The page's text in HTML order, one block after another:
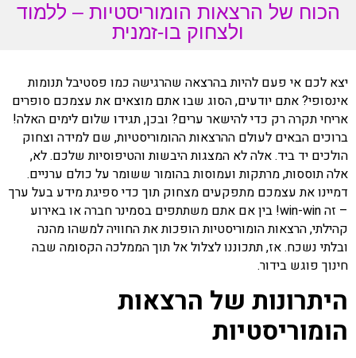
הכוח של הרצאות הומוריסטיות – ללמוד
ולצחוק בו-זמנית
יצא לכם אי פעם להיות בהרצאה שהרגישה כמו פסטיבל תנומות
אינסופי? אתם יודעים, הסוג שבו אתם מוצאים את עצמכם סופרים
אריחי תקרה רק כדי להישאר ערים? ובכן, תגידו שלום לימים האלה!
ברוכים הבאים לעולם ההרצאות ההומוריסטיות, שם למידה וצחוק
הולכים יד ביד. אלה לא המצגות היבשות והטיפוסיות שלכם. לא,
אלה תוססות, מרתקות ועמוסות בהומור ששומר על כולם ערניים.
דמיינו את עצמכם מתפקעים מצחוק תוך כדי ספיגת מידע בעל ערך
– זה win-win! בין אם אתם משתתפים בסמינר חברה או באירוע
קהילתי, הרצאות הומוריסטיות הופכות את החוויה למשהו מהנה
ובלתי נשכח. אז, תתכוננו לצלול אל תוך הממלכה הקסומה שבה
חינוך פוגש בידור.
היתרונות של הרצאות
הומוריסטיות